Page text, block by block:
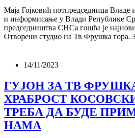
Маја Гојковић потпредседница Владе
и информисање у Влади Републике
председништва СНСа гошћа је
Отворени студио на Тв Фрушка гора.
14/11/2023
ГУЈОН ЗА ТВ
ХРАБРОСТ
ТРЕБА ДА БУДЕ
НАМА